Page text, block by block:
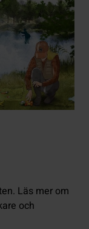
Läs mer om
och